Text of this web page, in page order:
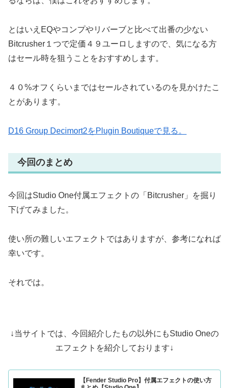
とはいえEQやコンプやリバーブと比べて出番の少ない
Bitcrusher１つで定価４９ユーロしますので、気になる方
はセール時を狙うことをおすすめします。
４０%オフくらいまではセールされているのを見かけたこ
とがあります。
D16 Group Decimort2をPlugin Boutiqueで見る。
今回のまとめ
今回はStudio One付属エフェクトの「Bitcrusher」を掘り
下げてみました。
使い所の難しいエフェクトではありますが、参考になれば
幸いです。
それでは。
↓当サイトでは、今回紹介したもの以外にもStudio Oneの
エフェクトを紹介しております↓
【Fender Studio Pro】付属エフェクトの使い方